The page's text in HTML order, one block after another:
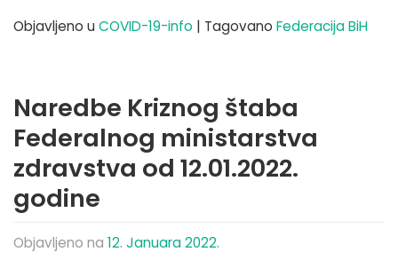
Objavljeno u COVID-19-info | Tagovano Federacija BiH
Naredbe Kriznog štaba
Federalnog ministarstva
zdravstva od 12.01.2022.
godine
Objavljeno na 12. Januara 2022.